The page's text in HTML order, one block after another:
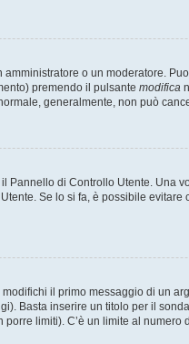
o un moderatore.
premendo il pulsante modifica
generalmente, non può
Pannello di Controllo Utente. Una
Se lo si fa, è possibile
il primo messaggio di un
Basta inserire un titolo per il
limiti). C’è un limite al